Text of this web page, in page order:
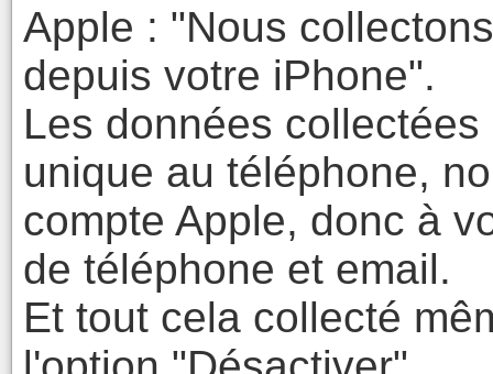
Apple : "Nous
depuis votre iPhone".
Les données
unique au téléphone,
compte Apple, donc à
de téléphone et email.
Et tout cela collecté